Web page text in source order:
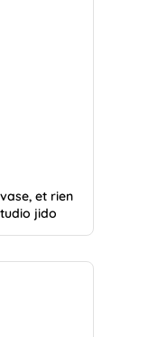
et rien
jido